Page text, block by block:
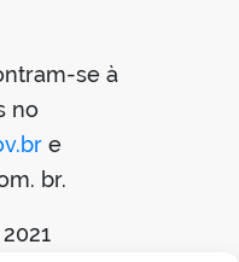
se à
no
e
br.